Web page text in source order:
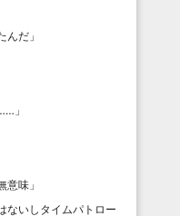
んだ 」
」
意味 」
ないしタイムパトロー